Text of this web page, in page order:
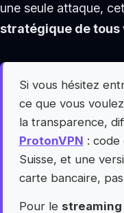
une seule attaque,
stratégique de
Si vous hésitez
ce que vous
la transparence,
ProtonVPN : code
Suisse, et une
carte bancaire,
Pour le streaming